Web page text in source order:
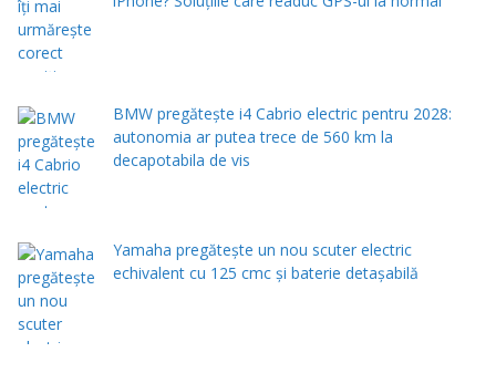
BMW pregătește i4 Cabrio electric pentru 2028:
autonomia ar putea trece de 560 km la
decapotabila de vis
Yamaha pregătește un nou scuter electric
echivalent cu 125 cmc și baterie detașabilă